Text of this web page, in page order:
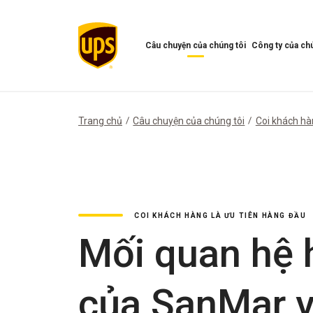
Câu chuyện của chúng tôi
chúng
Công ty của
chúng
Trang chủ Câu chuyện của chúng tôi Coi khách
COI KHÁCH HÀNG LÀ ƯU TIÊN HÀNG ĐẦU
Mối quan hệ